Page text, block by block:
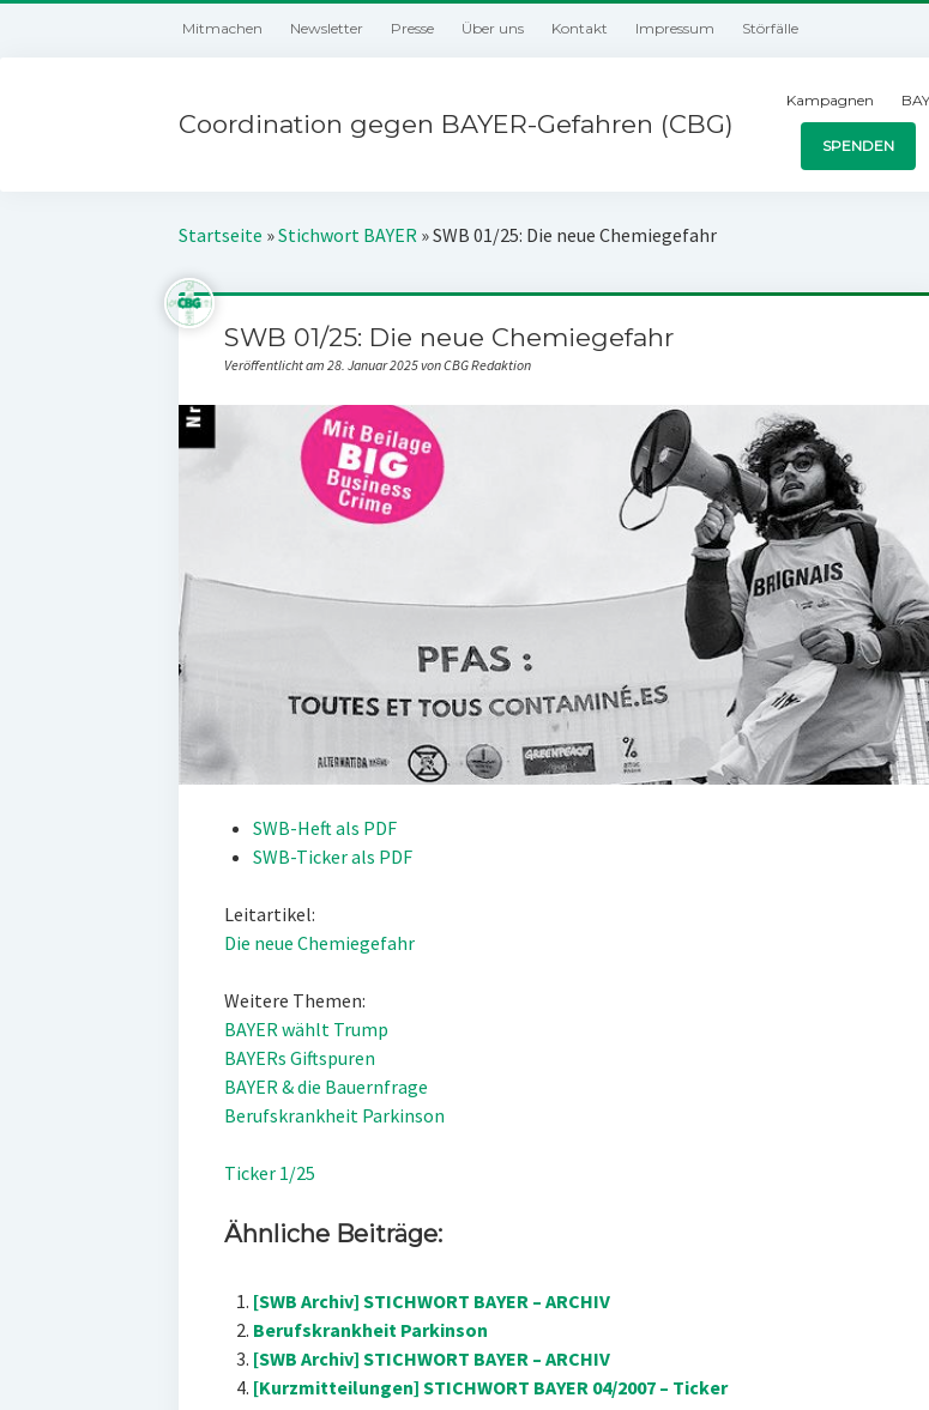
Mitmachen Newsletter Presse Über uns Kontakt Impressum Störfälle
Coordination gegen BAYER-Gefahren (CBG)
Kampagnen
SPENDEN
Startseite »Stichwort BAYER »SWB 01/25: Die neue Chemiegefahr
SWB 01/25: Die neue Chemiegefahr
Veröffentlicht am 28. Januar 2025 von CBG Redaktion
SWB-Heft als PDF
SWB-Ticker als PDF
Leitartikel:
Die neue Chemiegefahr
Weitere Themen:
BAYER wählt Trump
BAYERs Giftspuren
BAYER & die Bauernfrage
Berufskrankheit Parkinson
Ticker 1/25
Ähnliche Beiträge:
[SWB Archiv] STICHWORT BAYER – ARCHIV
Berufskrankheit Parkinson
[SWB Archiv] STICHWORT BAYER – ARCHIV
[Kurzmitteilungen] STICHWORT BAYER 04/2007 – Ticker